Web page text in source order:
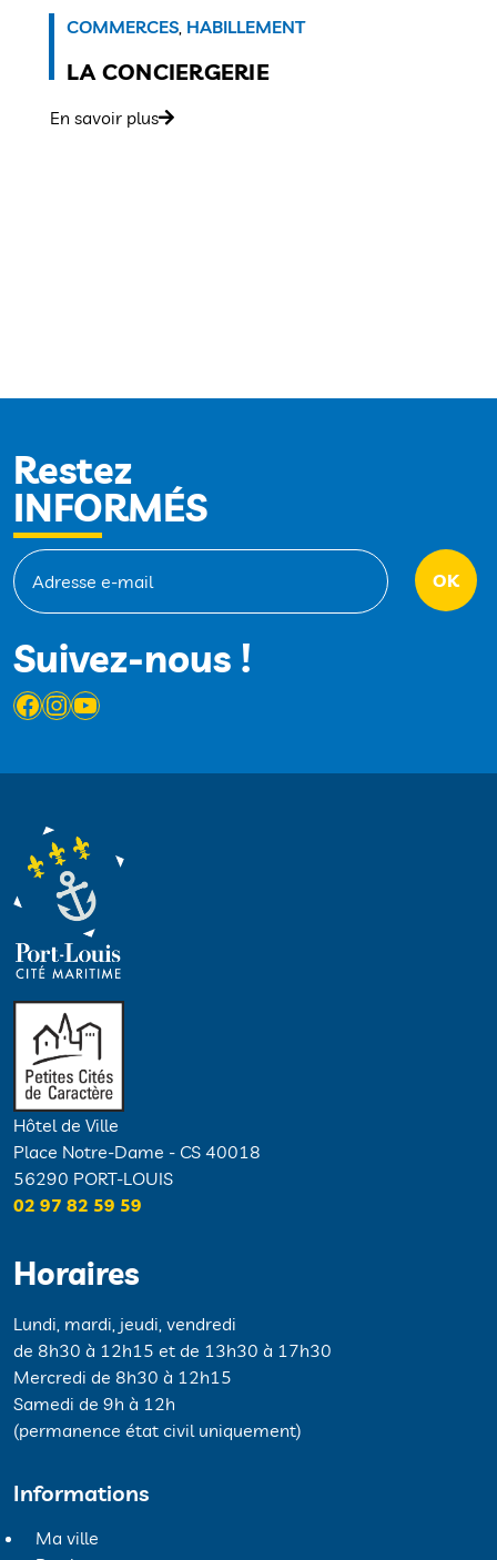
COMMERCES, HABILLEMENT
LA CONCIERGERIE
En savoir plus
Restez
INFORMÉS
Suivez-nous !
Facebook
Instagram
YouTube
Hôtel de Ville
Place Notre-Dame - CS 40018
56290 PORT-LOUIS
02 97 82 59 59
Horaires
Lundi, mardi, jeudi, vendredi
de 8h30 à 12h15 et de 13h30 à 17h30
Mercredi de 8h30 à 12h15
Samedi de 9h à 12h
(permanence état civil uniquement)
Informations
Ma ville